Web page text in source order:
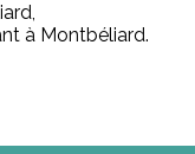
à Montbéliard.